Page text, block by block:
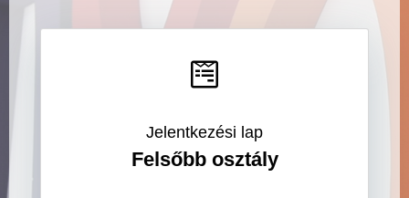
Jelentkezési lap
Felsőbb osztály